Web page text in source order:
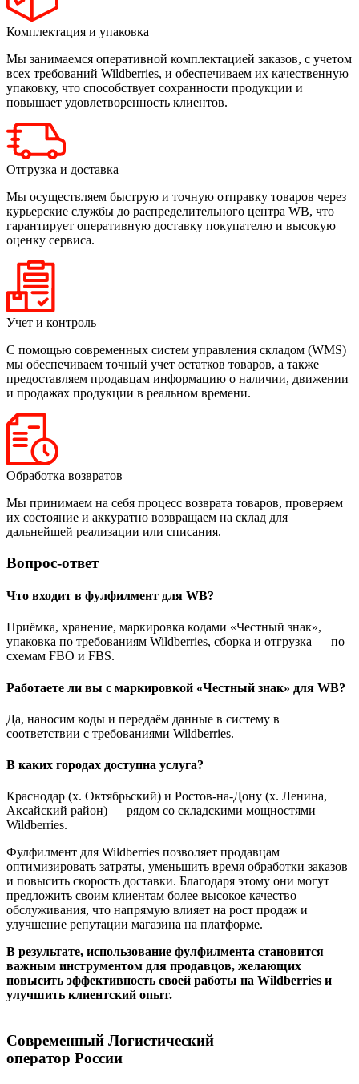
Комплектация и упаковка
Мы занимаемся оперативной комплектацией заказов, с учетом
всех требований Wildberries, и обеспечиваем их качественную
упаковку, что способствует сохранности продукции и
повышает удовлетворенность клиентов.
Отгрузка и доставка
Мы осуществляем быструю и точную отправку товаров через
курьерские службы до распределительного центра WB, что
гарантирует оперативную доставку покупателю и высокую
оценку сервиса.
Учет и контроль
С помощью современных систем управления складом (WMS)
мы обеспечиваем точный учет остатков товаров, а также
предоставляем продавцам информацию о наличии, движении
и продажах продукции в реальном времени.
Обработка возвратов
Мы принимаем на себя процесс возврата товаров, проверяем
их состояние и аккуратно возвращаем на склад для
дальнейшей реализации или списания.
Вопрос-ответ
Что входит в фулфилмент для WB?
Приёмка, хранение, маркировка кодами «Честный знак»,
упаковка по требованиям Wildberries, сборка и отгрузка — по
схемам FBO и FBS.
Работаете ли вы с маркировкой «Честный знак» для WB?
Да, наносим коды и передаём данные в систему в
соответствии с требованиями Wildberries.
В каких городах доступна услуга?
Краснодар (х. Октябрьский) и Ростов-на-Дону (х. Ленина,
Аксайский район) — рядом со складскими мощностями
Wildberries.
Фулфилмент для Wildberries позволяет продавцам
оптимизировать затраты, уменьшить время обработки заказов
и повысить скорость доставки. Благодаря этому они могут
предложить своим клиентам более высокое качество
обслуживания, что напрямую влияет на рост продаж и
улучшение репутации магазина на платформе.
В результате, использование фулфилмента становится
важным инструментом для продавцов, желающих
повысить эффективность своей работы на Wildberries и
улучшить клиентский опыт.
Современный Логистический
оператор России